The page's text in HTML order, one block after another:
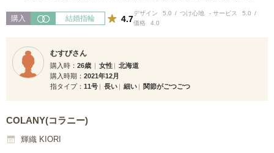
購入 結婚指輪 4.7
デザイン 5.0 つけ心地 - サービス
5.0
価格
4.0
むすびさん
購入時 26歳 女性
北海道
購入時期
2021年12月
指タイプ
11号 長い 細い 関節がごつごつ
COLANY(コラニー)
輝織 KIORI